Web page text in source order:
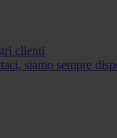
clienti
siamo sempre